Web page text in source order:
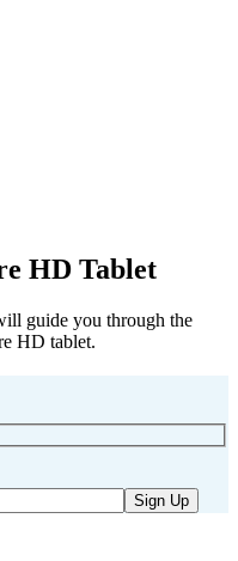
HD Tablet
guide you through the
HD tablet.